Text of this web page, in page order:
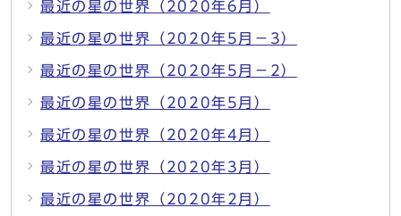
最近の星の世界（2020年6月）
最近の星の世界（2020年5月－3）
最近の星の世界（2020年5月－2）
最近の星の世界（2020年5月）
最近の星の世界（2020年4月）
最近の星の世界（2020年3月）
最近の星の世界（2020年2月）